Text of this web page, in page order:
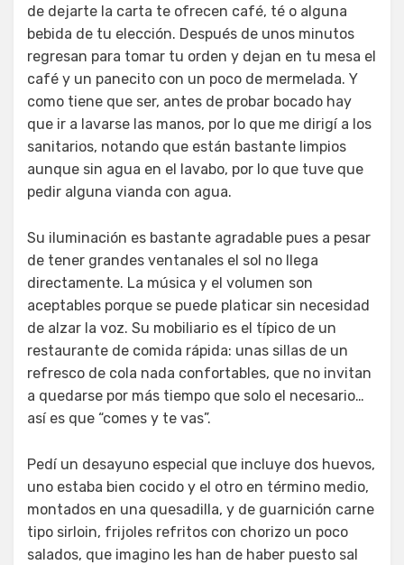
de dejarte la carta te ofrecen café, té o alguna
bebida de tu elección. Después de unos minutos
regresan para tomar tu orden y dejan en tu mesa el
café y un panecito con un poco de mermelada. Y
como tiene que ser, antes de probar bocado hay
que ir a lavarse las manos, por lo que me dirigí a los
sanitarios, notando que están bastante limpios
aunque sin agua en el lavabo, por lo que tuve que
pedir alguna vianda con agua.
Su iluminación es bastante agradable pues a pesar
de tener grandes ventanales el sol no llega
directamente. La música y el volumen son
aceptables porque se puede platicar sin necesidad
de alzar la voz. Su mobiliario es el típico de un
restaurante de comida rápida: unas sillas de un
refresco de cola nada confortables, que no invitan
a quedarse por más tiempo que solo el necesario…
así es que “comes y te vas”.
Pedí un desayuno especial que incluye dos huevos,
uno estaba bien cocido y el otro en término medio,
montados en una quesadilla, y de guarnición carne
tipo sirloin, frijoles refritos con chorizo un poco
salados, que imagino les han de haber puesto sal